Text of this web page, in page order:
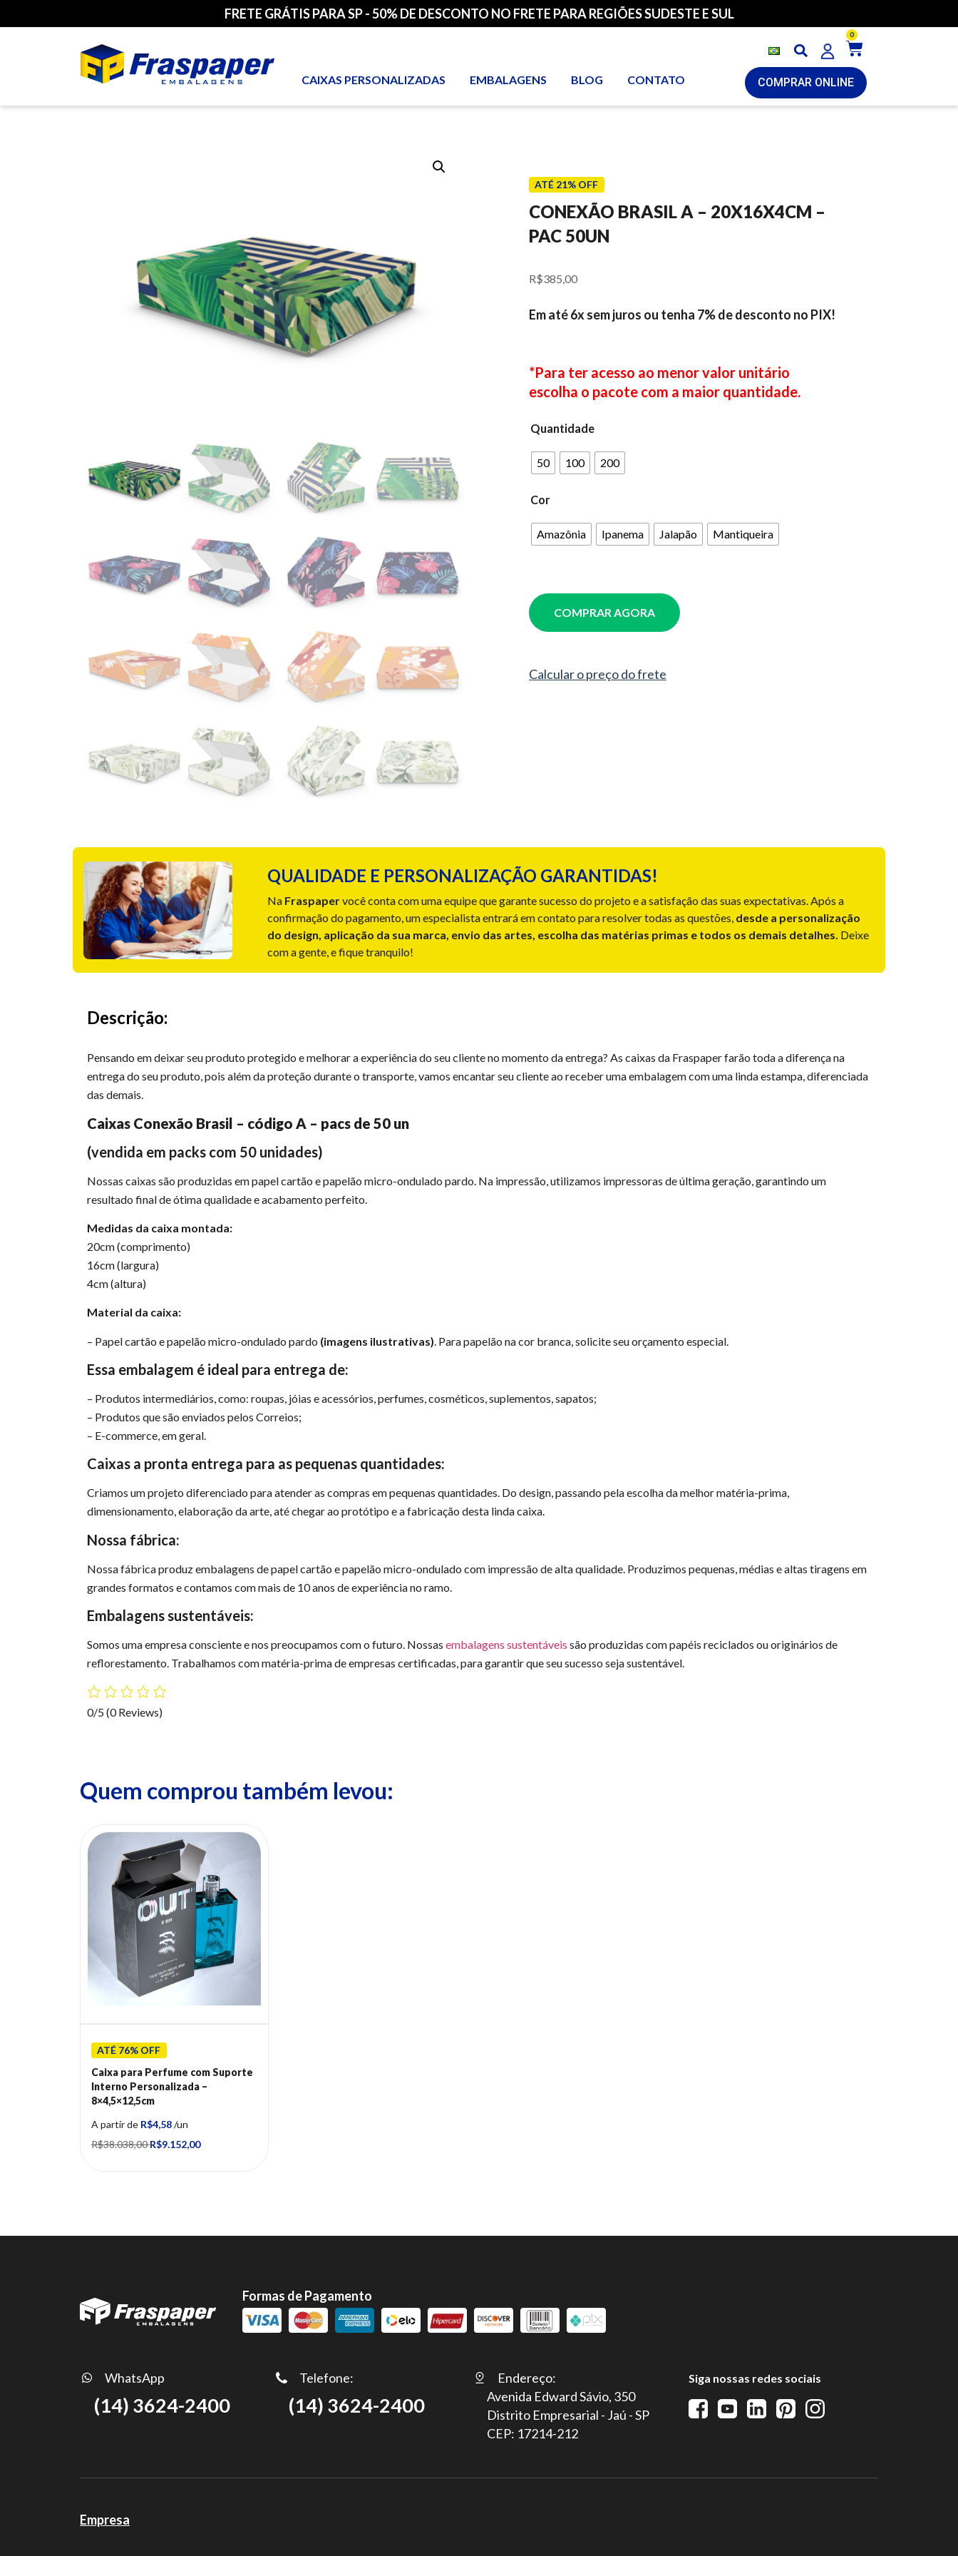
FRETE GRÁTIS PARA SP - 50% DE DESCONTO NO FRETE PARA REGIÕES SUDESTE E SUL
CAIXAS PERSONALIZADAS EMBALAGENS BLOG CONTATO
0
COMPRAR ONLINE
ATÉ 21% OFF
CONEXÃO BRASIL A – 20X16X4CM –
PAC 50UN
R$385,00
Em até 6x sem juros ou tenha 7% de desconto no PIX!
*Para ter acesso ao menor valor unitário
escolha o pacote com a maior quantidade.
Quantidade
50 100 200
Cor
Amazônia Ipanema Jalapão Mantiqueira
COMPRAR AGORA
Calcular o preço do frete
QUALIDADE E PERSONALIZAÇÃO GARANTIDAS!
Na Fraspapervocê conta com uma equipe que garante sucesso do projeto e a satisfação das suas expectativas. Após a
confirmação do pagamento, um especialista entrará em contato para resolver todas as questões, desde a personalização
do design, aplicação da sua marca, envio das artes, escolha das matérias primas e todos os demais detalhes. Deixe
com a gente, e fique tranquilo!
Descrição:
Pensando em deixar seu produto protegido e melhorar a experiência do seu cliente no momento da entrega? As caixas da Fraspaper farão toda a diferença na
entrega do seu produto, pois além da proteção durante o transporte, vamos encantar seu cliente ao receber uma embalagem com uma linda estampa, diferenciada
das demais.
Caixas Conexão Brasil – código A – pacs de 50 un
(vendida em packs com 50 unidades)
Nossas caixas são produzidas em papel cartão e papelão micro-ondulado pardo. Na impressão, utilizamos impressoras de última geração, garantindo um
resultado final de ótima qualidade e acabamento perfeito.
Medidas da caixa montada:
20cm (comprimento)
16cm (largura)
4cm (altura)
Material da caixa:
– Papel cartão e papelão micro-ondulado pardo (imagens ilustrativas) . Para papelão na cor branca, solicite seu orçamento especial.
Essa embalagem é ideal para entrega de:
– Produtos intermediários, como: roupas, jóias e acessórios, perfumes, cosméticos, suplementos, sapatos;
– Produtos que são enviados pelos Correios;
– E-commerce, em geral.
Caixas a pronta entrega para as pequenas quantidades:
Criamos um projeto diferenciado para atender as compras em pequenas quantidades. Do design, passando pela escolha da melhor matéria-prima,
dimensionamento, elaboração da arte, até chegar ao protótipo e a fabricação desta linda caixa.
Nossa fábrica:
Nossa fábrica produz embalagens de papel cartão e papelão micro-ondulado com impressão de alta qualidade. Produzimos pequenas, médias e altas tiragens em
grandes formatos e contamos com mais de 10 anos de experiência no ramo.
Embalagens sustentáveis:
Somos uma empresa consciente e nos preocupamos com o futuro. Nossas embalagens sustentáveis são produzidas com papéis reciclados ou originários de
reflorestamento. Trabalhamos com matéria-prima de empresas certificadas, para garantir que seu sucesso seja sustentável.
0/5(0 Reviews)
Quem comprou também levou:
ATÉ 76% OFF
Caixa para Perfume com Suporte
Interno Personalizada –
8×4,5×12,5cm
A partir de R$4,58/un
R$38.038,00R$9.152,00
Formas de Pagamento
WhatsApp
(14) 3624-2400
Telefone:
(14) 3624-2400
Endereço:
Avenida Edward Sávio, 350
Distrito Empresarial - Jaú - SP
CEP: 17214-212
Siga nossas redes sociais
Empresa